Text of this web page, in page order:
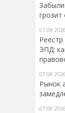
грозит
07.08.2026
ЭПД:
07.08.2026
Рынок
07.08.2026